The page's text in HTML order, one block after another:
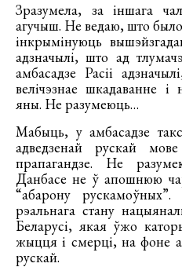
Зразумела, за іншага
агучыш. Не ведаю, што
інкрымінуюць
адзначылі, што ад
амбасадзе Расіі
велічэзнае шкадаванне
яны. Не разумеюць…
Мабыць, у амбасадзе
адведзенай рускай
прапагандзе. Не
Данбасе не ў апошнюю
“абарону
рэальнага стану
Беларусі, якая ўжо
жыцця і смерці, на фоне
рускай.